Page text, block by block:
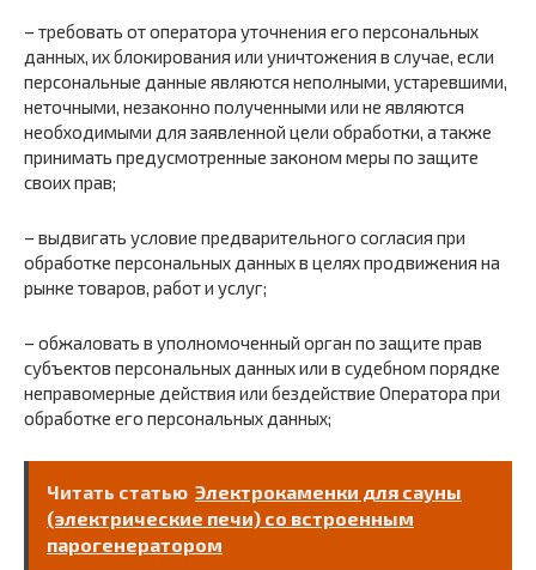
– требовать от оператора уточнения его персональных
данных, их блокирования или уничтожения в случае, если
персональные данные являются неполными, устаревшими,
неточными, незаконно полученными или не являются
необходимыми для заявленной цели обработки, а также
принимать предусмотренные законом меры по защите
своих прав;
– выдвигать условие предварительного согласия при
обработке персональных данных в целях продвижения на
рынке товаров, работ и услуг;
– обжаловать в уполномоченный орган по защите прав
субъектов персональных данных или в судебном порядке
неправомерные действия или бездействие Оператора при
обработке его персональных данных;
Читать статью Электрокаменки для сауны
(электрические печи) со встроенным
парогенератором